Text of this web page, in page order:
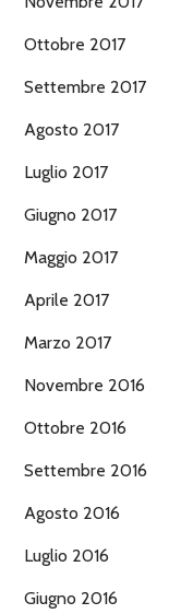
Ottobre 2017
Settembre 2017
Agosto 2017
Luglio 2017
Giugno 2017
Maggio 2017
Aprile 2017
Marzo 2017
Novembre 2016
Ottobre 2016
Settembre 2016
Agosto 2016
Luglio 2016
Giugno 2016